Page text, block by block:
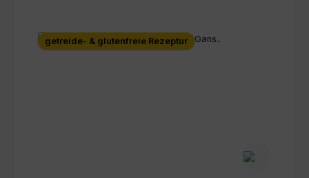
getreide- & glutenfreie Rezeptur